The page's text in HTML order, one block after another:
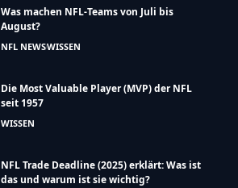
Was machen NFL-Teams von Juli bis
August?
NFL NEWSWISSEN
Die Most Valuable Player (MVP) der NFL
seit 1957
WISSEN
NFL Trade Deadline (2025) erklärt: Was ist
das und warum ist sie wichtig?